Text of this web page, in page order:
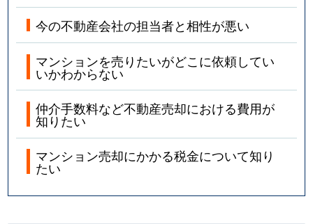
今の不動産会社の担当者と相性が悪い
マンションを売りたいがどこに依頼してい
いかわからない
仲介手数料など不動産売却における費用が
知りたい
マンション売却にかかる税金について知り
たい